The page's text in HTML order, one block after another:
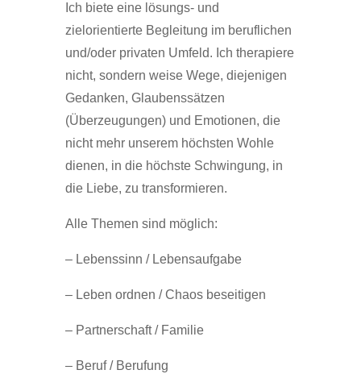
Ich biete eine lösungs- und
zielorientierte Begleitung im beruflichen
und/oder privaten Umfeld. Ich therapiere
nicht, sondern weise Wege, diejenigen
Gedanken, Glaubenssätzen
(Überzeugungen) und Emotionen, die
nicht mehr unserem höchsten Wohle
dienen, in die höchste Schwingung, in
die Liebe, zu transformieren.
Alle Themen sind möglich:
– Lebenssinn / Lebensaufgabe
– Leben ordnen / Chaos beseitigen
– Partnerschaft / Familie
– Beruf / Berufung